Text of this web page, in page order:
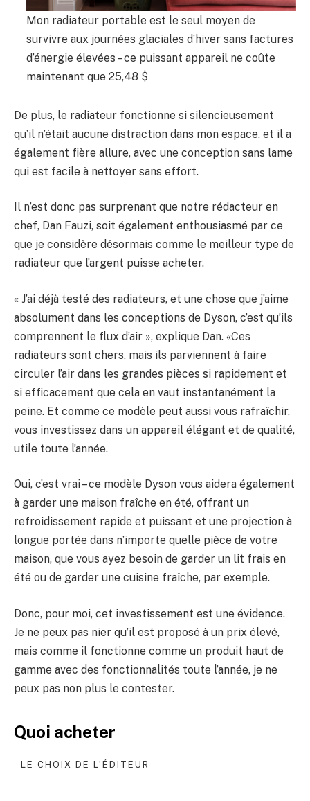
Mon radiateur portable est le seul moyen de
survivre aux journées glaciales d’hiver sans factures
d’énergie élevées – ce puissant appareil ne coûte
maintenant que 25,48 $
De plus, le radiateur fonctionne si silencieusement
qu’il n’était aucune distraction dans mon espace, et il a
également fière allure, avec une conception sans lame
qui est facile à nettoyer sans effort.
Il n’est donc pas surprenant que notre rédacteur en
chef, Dan Fauzi, soit également enthousiasmé par ce
que je considère désormais comme le meilleur type de
radiateur que l’argent puisse acheter.
« J’ai déjà testé des radiateurs, et une chose que j’aime
absolument dans les conceptions de Dyson, c’est qu’ils
comprennent le flux d’air », explique Dan. «Ces
radiateurs sont chers, mais ils parviennent à faire
circuler l’air dans les grandes pièces si rapidement et
si efficacement que cela en vaut instantanément la
peine. Et comme ce modèle peut aussi vous rafraîchir,
vous investissez dans un appareil élégant et de qualité,
utile toute l’année.
Oui, c’est vrai – ce modèle Dyson vous aidera également
à garder une maison fraîche en été, offrant un
refroidissement rapide et puissant et une projection à
longue portée dans n’importe quelle pièce de votre
maison, que vous ayez besoin de garder un lit frais en
été ou de garder une cuisine fraîche, par exemple.
Donc, pour moi, cet investissement est une évidence.
Je ne peux pas nier qu’il est proposé à un prix élevé,
mais comme il fonctionne comme un produit haut de
gamme avec des fonctionnalités toute l’année, je ne
peux pas non plus le contester.
Quoi acheter
LE CHOIX DE L’ÉDITEUR